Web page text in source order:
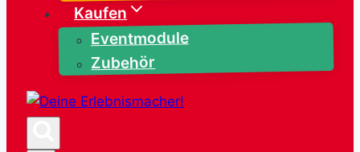
Kaufen
Eventmodule
Zubehör